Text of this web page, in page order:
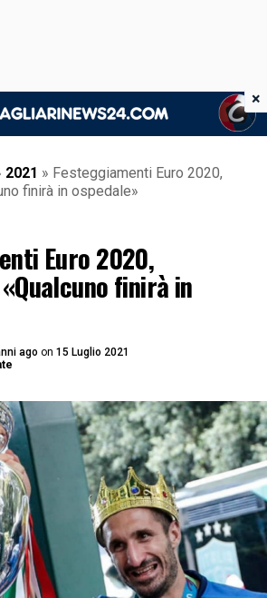
2021 » Festeggiamenti Euro 2020,
finirà in ospedale»
Euro 2020,
finirà in
ago on 15 Luglio 2021
×